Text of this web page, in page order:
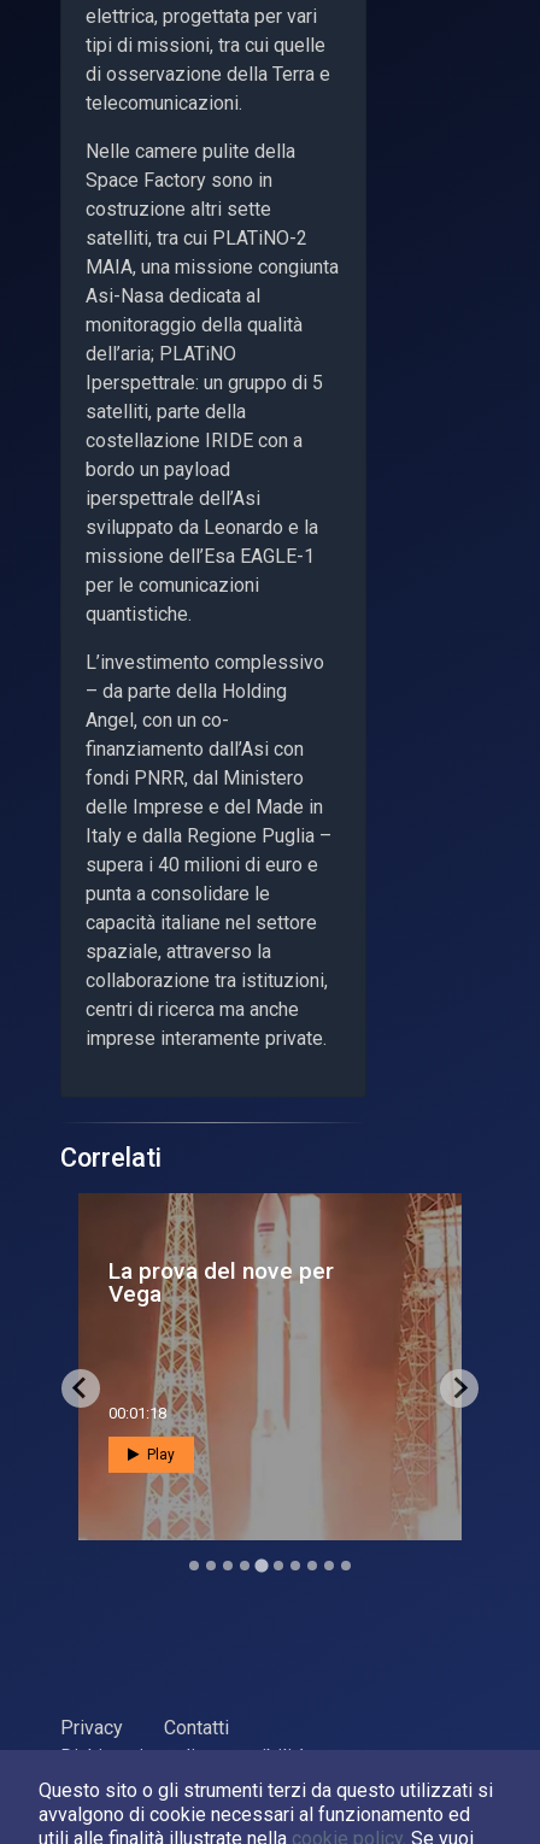
Questo sito o gli strumenti terzi da questo utilizzati si
avvalgono di cookie necessari al funzionamento ed
utili alle finalità illustrate nella cookie policy. Se vuoi
elettrica, progettata per vari
tipi di missioni, tra cui quelle
di osservazione della Terra e
telecomunicazioni.
Nelle camere pulite della
Space Factory sono in
costruzione altri sette
satelliti, tra cui PLATiNO-2
MAIA, una missione congiunta
Asi-Nasa dedicata al
monitoraggio della qualità
dell’aria; PLATiNO
Iperspettrale: un gruppo di 5
satelliti, parte della
costellazione IRIDE con a
bordo un payload
iperspettrale dell’Asi
sviluppato da Leonardo e la
missione dell’Esa EAGLE-1
per le comunicazioni
quantistiche.
L’investimento complessivo
– da parte della Holding
Angel, con un co-
finanziamento dall’Asi con
fondi PNRR, dal Ministero
delle Imprese e del Made in
Italy e dalla Regione Puglia –
supera i 40 milioni di euro e
punta a consolidare le
capacità italiane nel settore
spaziale, attraverso la
collaborazione tra istituzioni,
centri di ricerca ma anche
imprese interamente private.
Correlati
La prova del nove per
Vega
00:01:18
Play
Privacy
Contatti
Dichiarazione di accessibilità
ASI Agenzia Spaziale Italiana, 2026. P.Iva 03638121008
Sviluppato daLPM